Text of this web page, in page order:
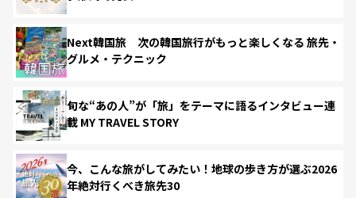
Next韓国旅 次の韓国旅行がもっと楽しくなる 旅先・
グルメ・テクニック
旬な“あの人”が「旅」をテーマに語るインタビュー連
載 MY TRAVEL STORY
今、こんな旅がしてみたい！地球の歩き方が選ぶ2026
年絶対行くべき旅先30